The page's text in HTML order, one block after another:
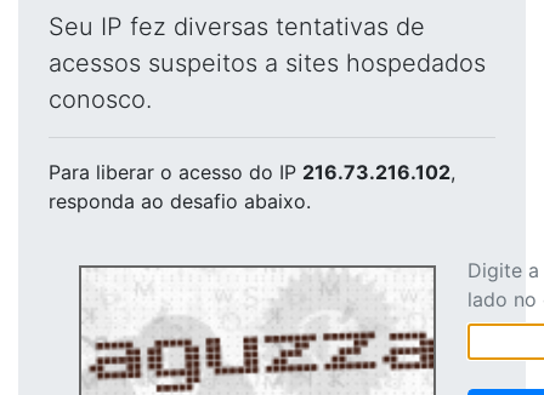
Seu IP fez diversas tentativas de
acessos suspeitos a sites hospedados
conosco.
Para liberar o acesso do IP 216.73.216.102,
responda ao desafio abaixo.
Digite
lado no